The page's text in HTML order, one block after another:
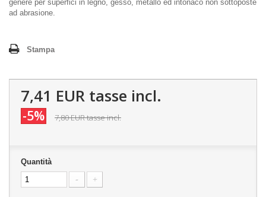
genere per superfici in legno, gesso, metallo ed intonaco non sottoposte
ad abrasione.
Stampa
7,41 EUR tasse incl.
-5% 7,80 EURtasse incl.
Quantità